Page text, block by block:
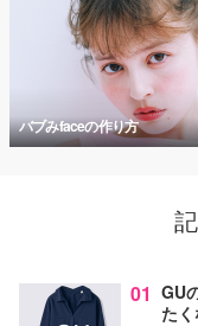
バブみfaceの作り方
01 GU
た